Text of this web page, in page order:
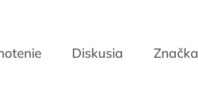
Diskusia Značka